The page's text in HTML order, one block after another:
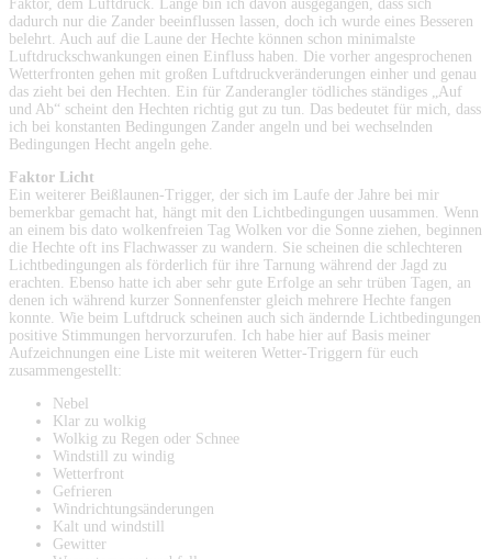
Faktor, dem Luftdruck. Lange bin ich davon ausgegangen, dass sich
dadurch nur die Zander beeinflussen lassen, doch ich wurde eines Besseren
belehrt. Auch auf die Laune der Hechte können schon minimalste
Luftdruckschwankungen einen Einfluss haben. Die vorher angesprochenen
Wetterfronten gehen mit großen Luftdruckveränderungen einher und genau
das zieht bei den Hechten. Ein für Zanderangler tödliches ständiges „Auf
und Ab“ scheint den Hechten richtig gut zu tun. Das bedeutet für mich, dass
ich bei konstanten Bedingungen Zander angeln und bei wechselnden
Bedingungen Hecht angeln gehe.
Faktor Licht
Ein weiterer Beißlaunen-Trigger, der sich im Laufe der Jahre bei mir
bemerkbar gemacht hat, hängt mit den Lichtbedingungen uusammen. Wenn
an einem bis dato wolkenfreien Tag Wolken vor die Sonne ziehen, beginnen
die Hechte oft ins Flachwasser zu wandern. Sie scheinen die schlechteren
Lichtbedingungen als förderlich für ihre Tarnung während der Jagd zu
erachten. Ebenso hatte ich aber sehr gute Erfolge an sehr trüben Tagen, an
denen ich während kurzer Sonnenfenster gleich mehrere Hechte fangen
konnte. Wie beim Luftdruck scheinen auch sich ändernde Lichtbedingungen
positive Stimmungen hervorzurufen. Ich habe hier auf Basis meiner
Aufzeichnungen eine Liste mit weiteren Wetter-Triggern für euch
zusammengestellt:
Nebel
Klar zu wolkig
Wolkig zu Regen oder Schnee
Windstill zu windig
Wetterfront
Gefrieren
Windrichtungsänderungen
Kalt und windstill
Gewitter